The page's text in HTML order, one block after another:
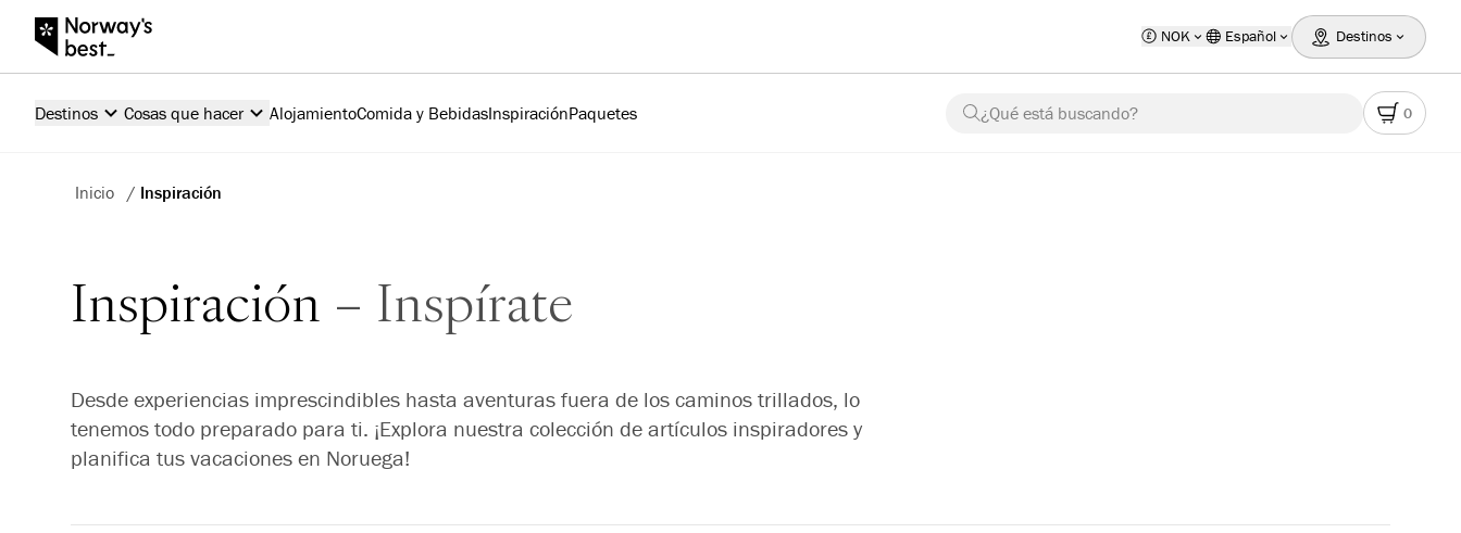
NOK Español Destinos
Destinos Cosas que hacer AlojamientoComida y BebidasInspiraciónPaquetes ¿Qué está buscando? 0
Inicio / Inspiración
Inspiración Inspírate
Desde experiencias imprescindibles hasta aventuras fuera de los caminos trillados, lo
tenemos todo preparado para ti. ¡Explora nuestra colección de artículos inspiradores y
planifica tus vacaciones en Noruega!